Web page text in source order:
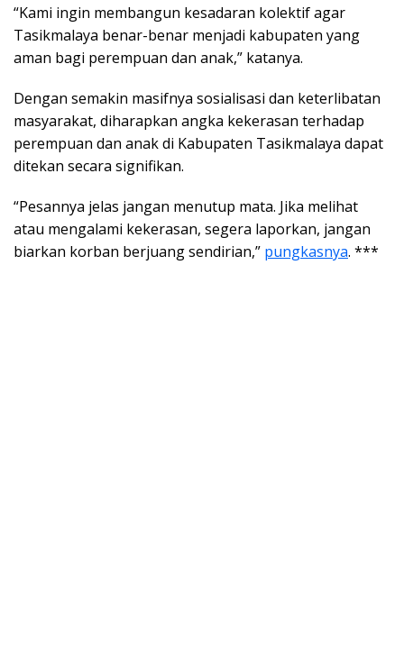
“Kami ingin membangun kesadaran kolektif agar
Tasikmalaya benar-benar menjadi kabupaten yang
aman bagi perempuan dan anak,” katanya.
Dengan semakin masifnya sosialisasi dan keterlibatan
masyarakat, diharapkan angka kekerasan terhadap
perempuan dan anak di Kabupaten Tasikmalaya dapat
ditekan secara signifikan.
“Pesannya jelas jangan menutup mata. Jika melihat
atau mengalami kekerasan, segera laporkan, jangan
biarkan korban berjuang sendirian,” pungkasnya. ***